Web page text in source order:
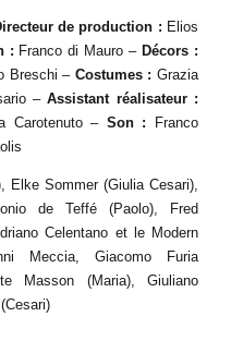
de production : Elios
: Franco di Mauro – Décors :
Breschi – Costumes : Grazia
–Assistant réalisateur :
Carotenuto – Son : Franco
Elke Sommer (Giulia Cesari),
de Teffé (Paolo), Fred
Celentano et le Modern
Meccia, Giacomo Furia
Masson (Maria), Giuliano